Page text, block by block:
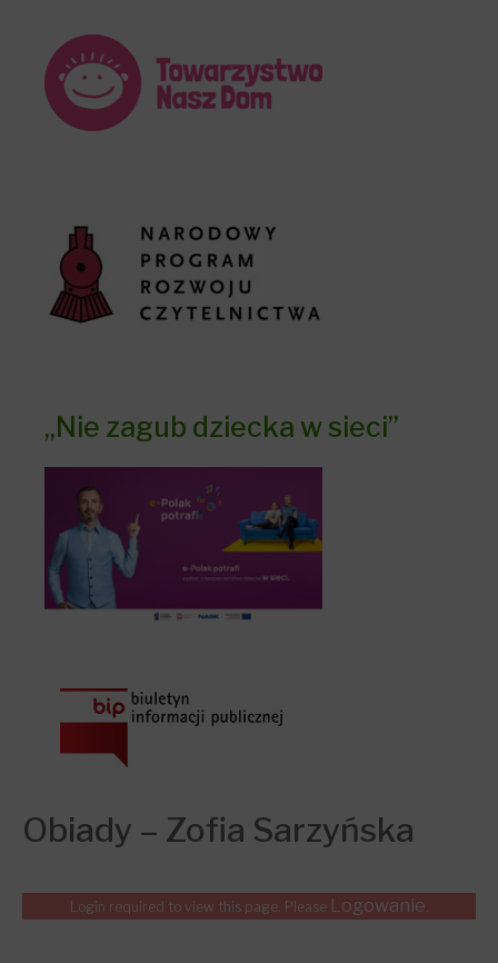
„Nie zagub dziecka w sieci”
Obiady – Zofia Sarzyńska
Login required to view this page. Please Logowanie.